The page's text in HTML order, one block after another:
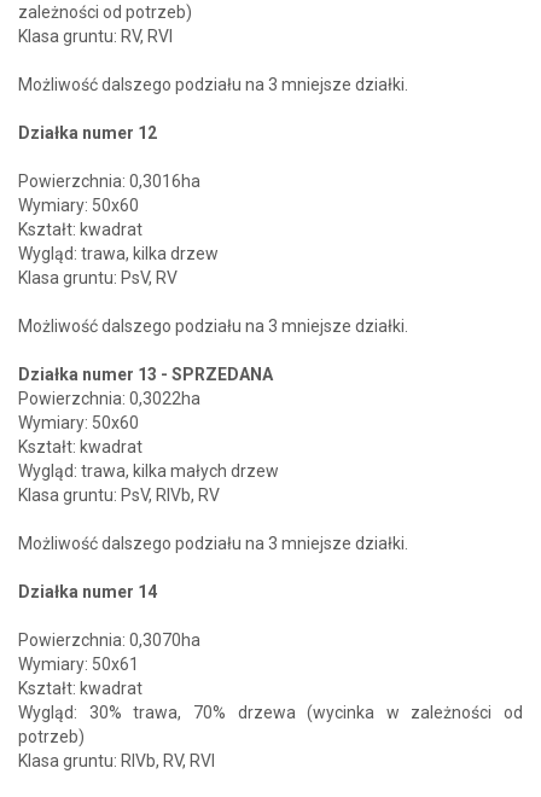
zależności od potrzeb)
Klasa gruntu: RV, RVI
Możliwość dalszego podziału na 3 mniejsze działki.
Działka numer 12
Powierzchnia: 0,3016ha
Wymiary: 50x60
Kształt: kwadrat
Wygląd: trawa, kilka drzew
Klasa gruntu: PsV, RV
Możliwość dalszego podziału na 3 mniejsze działki.
Działka numer 13 - SPRZEDANA
Powierzchnia: 0,3022ha
Wymiary: 50x60
Kształt: kwadrat
Wygląd: trawa, kilka małych drzew
Klasa gruntu: PsV, RIVb, RV
Możliwość dalszego podziału na 3 mniejsze działki.
Działka numer 14
Powierzchnia: 0,3070ha
Wymiary: 50x61
Kształt: kwadrat
Wygląd: 30% trawa, 70% drzewa (wycinka w zależności od
potrzeb)
Klasa gruntu: RIVb, RV, RVI